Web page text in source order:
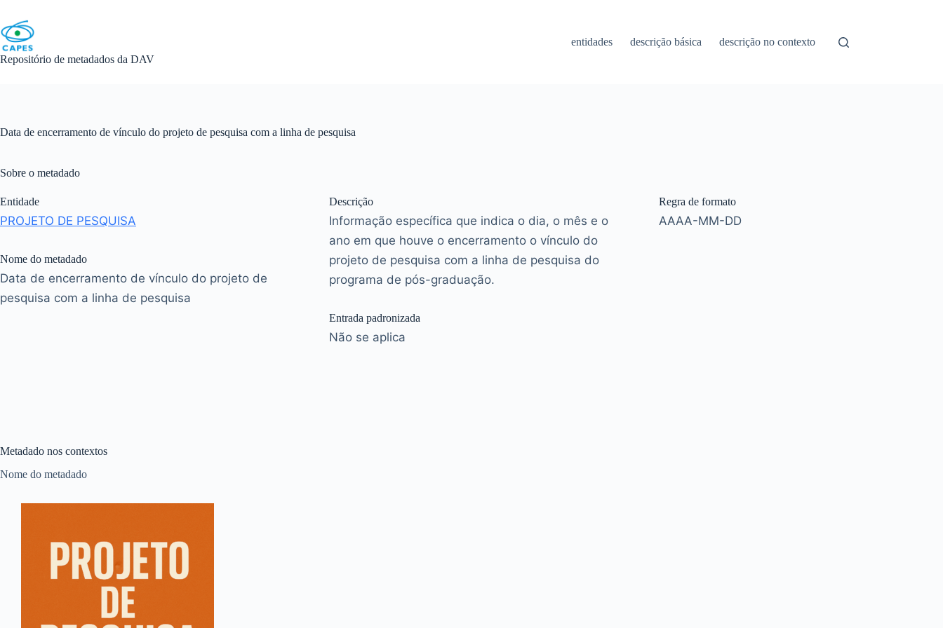
content
Repositório de metadados da DAV
entidades descrição básica descrição no contexto
Data de encerramento de vínculo do projeto de pesquisa com a linha de pesquisa
Sobre o metadado
Entidade
PROJETO DE PESQUISA
Nome do metadado
Data de encerramento de vínculo do projeto de
pesquisa com a linha de pesquisa
Descrição
Informação específica que indica o dia, o mês e o
ano em que houve o encerramento o vínculo do
projeto de pesquisa com a linha de pesquisa do
programa de pós-graduação.
Entrada padronizada
Não se aplica
Regra de formato
AAAA-MM-DD
Metadado nos contextos
Nome do metadado